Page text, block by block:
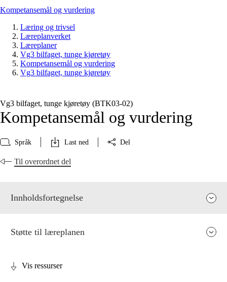
Kompetansemål og vurdering
Læring og trivsel
Læreplanverket
Læreplaner
Vg3 bilfaget, tunge kjøretøy
Kompetansemål og vurdering
Vg3 bilfaget, tunge kjøretøy
Vg3 bilfaget, tunge kjøretøy (BTK03‑02)
Kompetansemål og vurdering
Språk Last ned Del
Til overordnet del
Innholdsfortegnelse
Støtte til læreplanen
Vis ressurser